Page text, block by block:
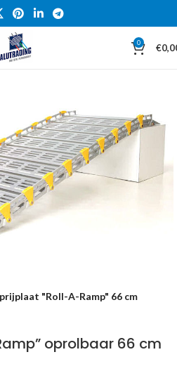
0 €
"Roll-A-Ramp" 66 cm
oprolbaar 66 cm